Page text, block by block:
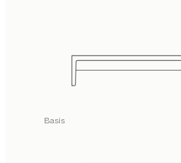
Basis